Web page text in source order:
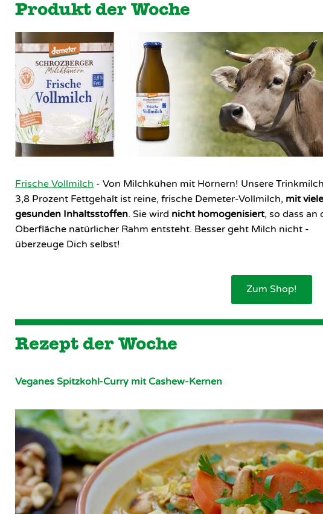
Produkt der Woche
Frische Vollmilch - Von Milchkühen mit Hörnern! Unsere
3,8 Prozent Fettgehalt ist reine, frische Demeter-Vollmilch, mit
gesunden Inhaltsstoffen. Sie wird nicht homogenisiert, so dass an
Oberfläche natürlicher Rahm entsteht. Besser geht Milch nicht -
überzeuge Dich selbst!
Zum Shop!
Rezept der Woche
Veganes Spitzkohl-Curry mit Cashew-Kernen